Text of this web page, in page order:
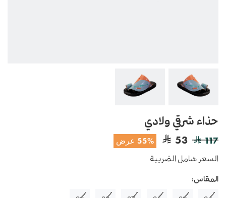
حذاء شرقي ولادي
117
53 55% عرض
السعر شامل الضريبة
المقاس: